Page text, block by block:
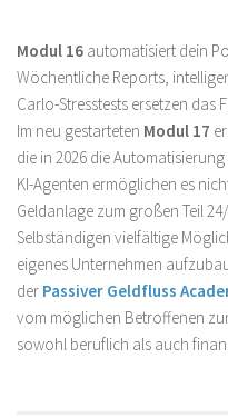
Modul 16 automatisiert dein
Wöchentliche Reports,
Carlo-Stresstests ersetzen das
Im neu gestarteten Modul 17
die in 2026 die
KI-Agenten ermöglichen es
Geldanlage zum großen Teil
Selbständigen vielfältige
eigenes Unternehmen
der Passiver Geldfluss
vom möglichen Betroffenen
sowohl beruflich als auch